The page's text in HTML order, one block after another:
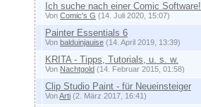
Ich suche nach einer Comic Software!
Von Comic's G (14. Juli 2020, 15:07)
Painter Essentials 6
Von balduinjauise (14. April 2019, 13:39)
KRITA - Tipps, Tutorials, u. s. w.
Von Nachtgold (14. Februar 2015, 01:58)
Clip Studio Paint - für Neueinsteiger
VonArti (2. März 2017, 16:41)